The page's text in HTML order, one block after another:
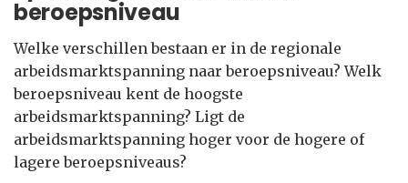
beroepsniveau
Welke verschillen bestaan er in de regionale
arbeidsmarktspanning naar beroepsniveau? Welk
beroepsniveau kent de hoogste
arbeidsmarktspanning? Ligt de
arbeidsmarktspanning hoger voor de hogere of
lagere beroepsniveaus?